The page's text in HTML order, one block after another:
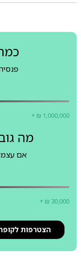
+ ₪ 1,000,000
מה
אם
+ ₪ 30,000
הצטרפות